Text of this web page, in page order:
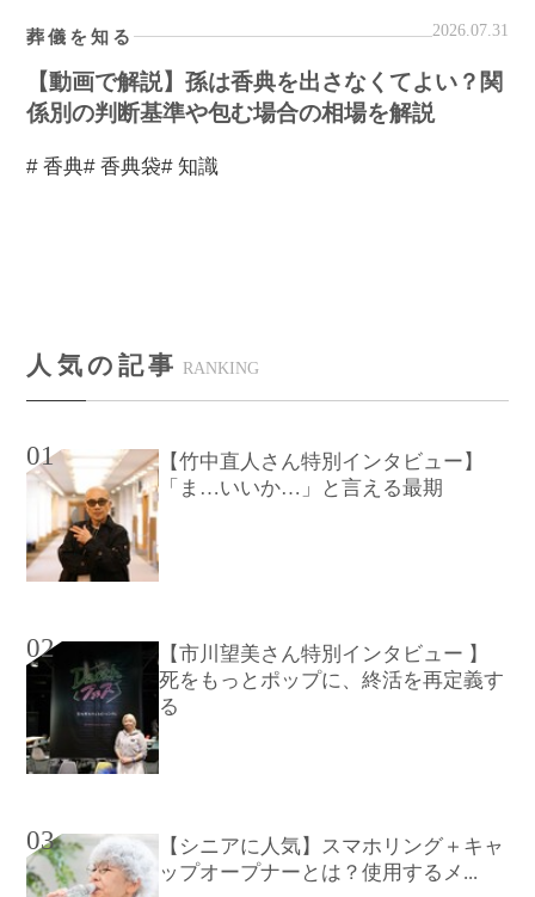
葬儀を知る 2026.07.31
【動画で解説】孫は香典を出さなくてよい？関
係別の判断基準や包む場合の相場を解説
# 香典# 香典袋# 知識
人気の記事 RANKING
01
【竹中直人さん特別インタビュー】
「ま…いいか…」と言える最期
02
【市川望美さん特別インタビュー 】
死をもっとポップに、終活を再定義す
る
03
【シニアに人気】スマホリング＋キャ
ップオープナーとは？使用するメ...